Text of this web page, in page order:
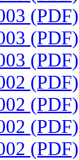
(PDF)
(PDF)
(PDF)
(PDF)
(PDF)
(PDF)
(PDF)